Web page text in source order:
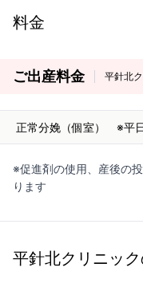
料金
ご出産料金 平針北
正常分娩（個室） ※平
※促進剤の使用、産後の
ります
平針北クリニック